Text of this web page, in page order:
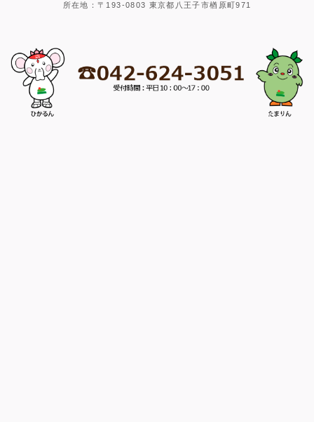
所在地：〒193-0803 東京都八王子市楢原町971